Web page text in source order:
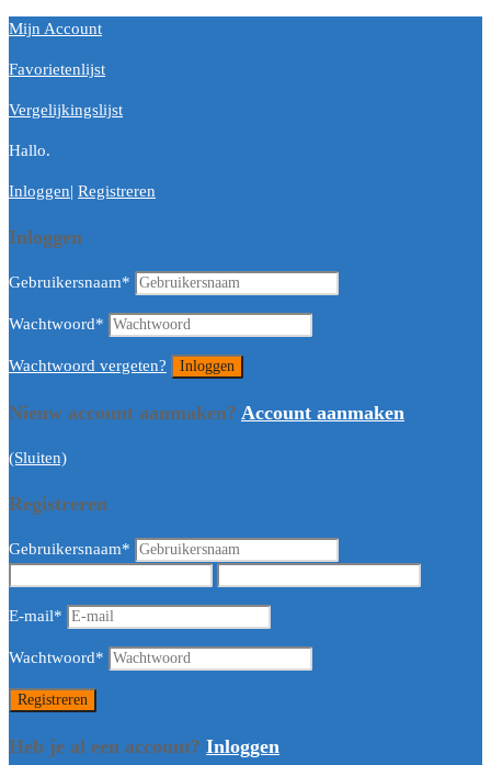
Mijn Account
Favorietenlijst
Vergelijkingslijst
Hallo.
Inloggen| Registreren
Inloggen
Gebruikersnaam*
Wachtwoord*
Wachtwoord vergeten?
Nieuw account aanmaken? Account aanmaken
(Sluiten)
Registreren
Gebruikersnaam*
E-mail*
Wachtwoord*
Heb je al een account? Inloggen